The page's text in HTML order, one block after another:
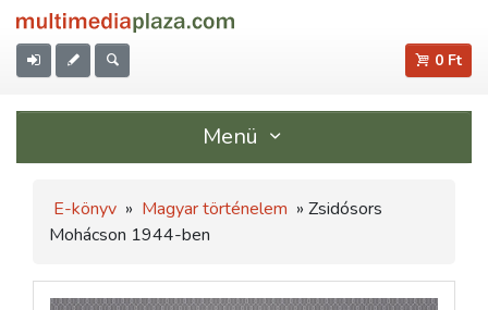
0 Ft
Menü
E-könyv » Magyar történelem » Zsidósors
Mohácson 1944-ben